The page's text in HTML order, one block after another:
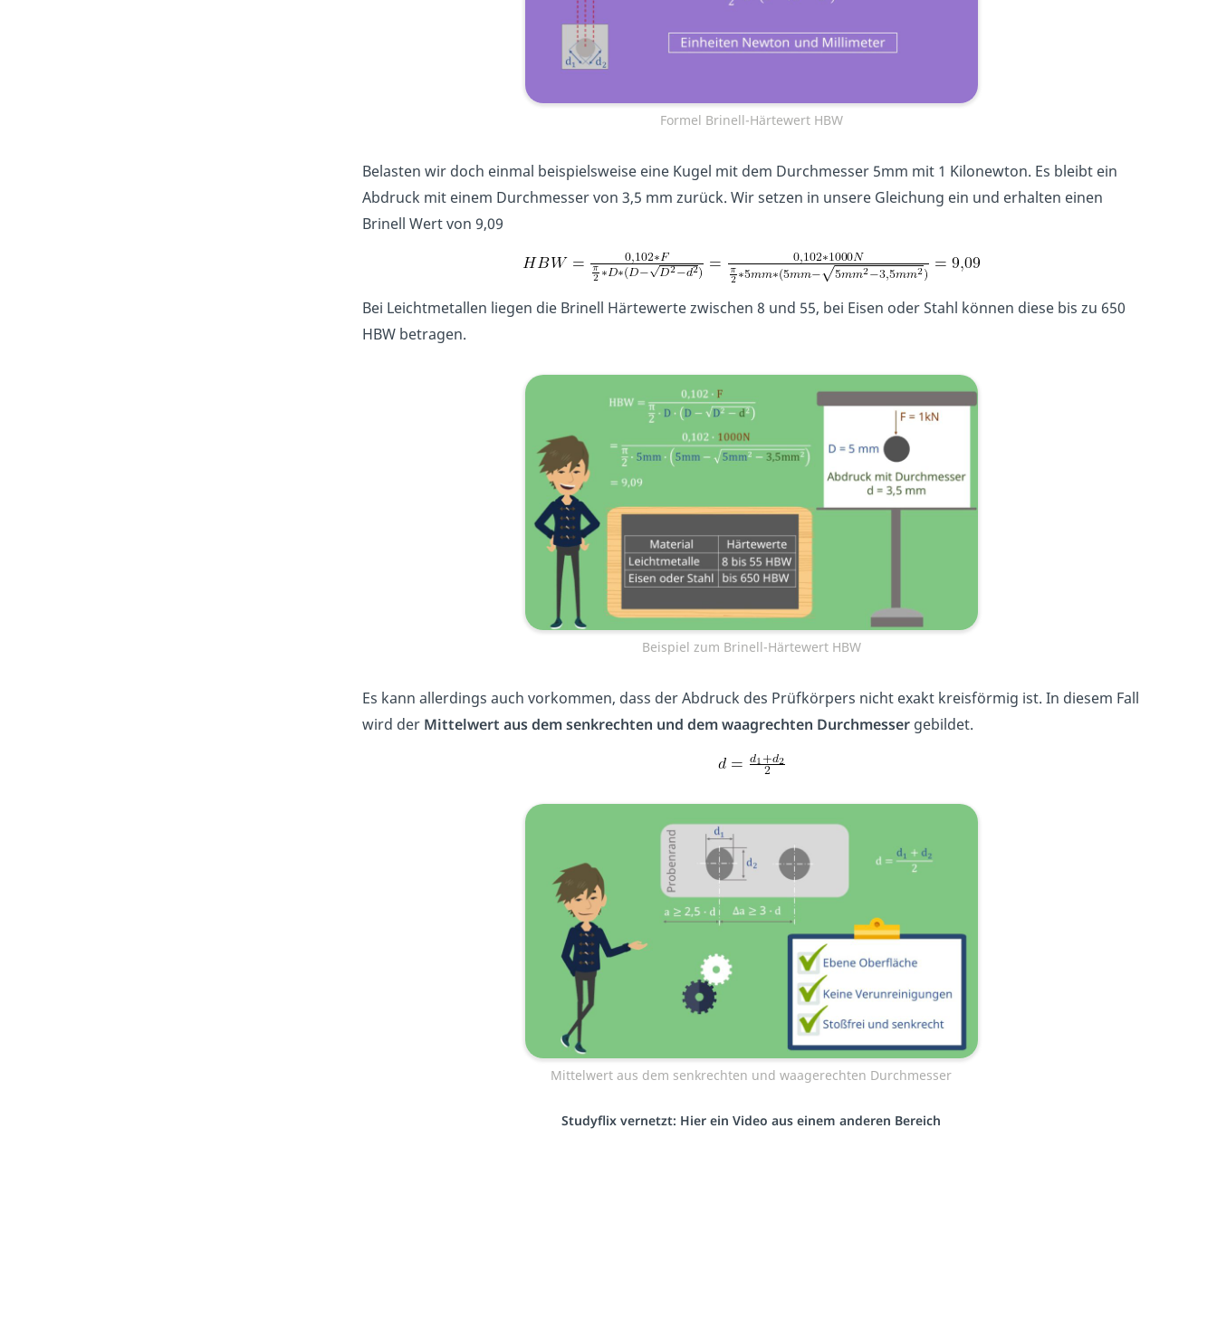
Formel Brinell-Härtewert HBW
Belasten wir doch einmal beispielsweise eine Kugel mit dem Durchmesser 5mm mit 1 Kilonewton. Es bleibt ein
Abdruck mit einem Durchmesser von 3,5 mm zurück. Wir setzen in unsere Gleichung ein und erhalten einen
Brinell Wert von 9,09
Bei Leichtmetallen liegen die Brinell Härtewerte zwischen 8 und 55, bei Eisen oder Stahl können diese bis zu 650
HBW betragen.
Beispiel zum Brinell-Härtewert HBW
Es kann allerdings auch vorkommen, dass der Abdruck des Prüfkörpers nicht exakt kreisförmig ist. In diesem Fall
wird der Mittelwert aus dem senkrechten und dem waagrechten Durchmessergebildet.
Mittelwert aus dem senkrechten und waagerechten Durchmesser
Studyflix vernetzt: Hier ein Video aus einem anderen Bereich